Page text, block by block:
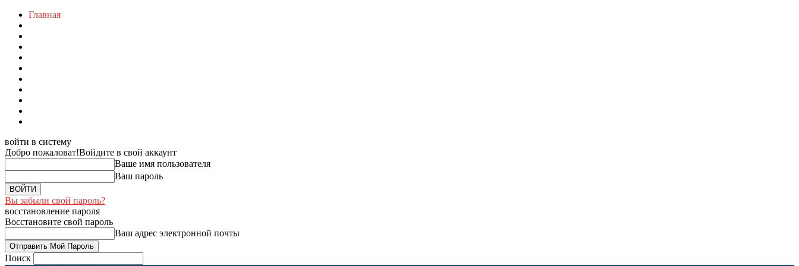
Главная
войти в систему
Добро пожаловат!Войдите в свой аккаунт
Ваше имя пользователя
Ваш пароль
Вы забыли свой пароль?
восстановление пароля
Восстановите свой пароль
Ваш адрес электронной почты
Поиск